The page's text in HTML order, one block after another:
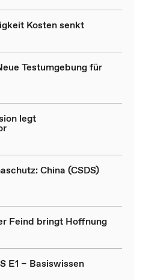
Kosten senkt
Testumgebung für
legt
China (CSDS)
Feind bringt Hoffnung
E1 – Basiswissen